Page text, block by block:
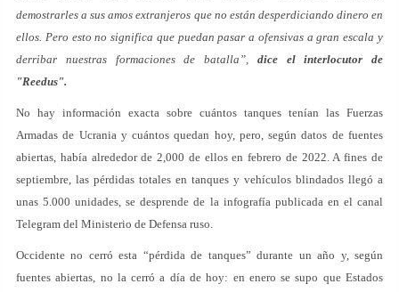
demostrarles a sus amos extranjeros que no están desperdiciando dinero en
ellos. Pero esto no significa que puedan pasar a ofensivas a gran escala y
derribar nuestras formaciones de batalla”, dice el interlocutor de
"Reedus".
No hay información exacta sobre cuántos tanques tenían las Fuerzas
Armadas de Ucrania y cuántos quedan hoy, pero, según datos de fuentes
abiertas, había alrededor de 2,000 de ellos en febrero de 2022. A fines de
septiembre, las pérdidas totales en tanques y vehículos blindados llegó a
unas 5.000 unidades, se desprende de la infografía publicada en el canal
Telegram del Ministerio de Defensa ruso.
Occidente no cerró esta “pérdida de tanques” durante un año y, según
fuentes abiertas, no la cerró a día de hoy: en enero se supo que Estados